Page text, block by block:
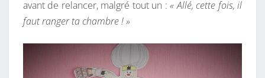
avant de relancer, malgré tout un :« Allé, cette fois, il
faut ranger ta chambre ! »